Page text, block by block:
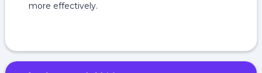
more effectively.